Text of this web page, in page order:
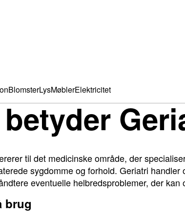
BlomsterLysMøblerElektricitet
til det medicinske område, der
sygdomme og forhold. Geriatri
eventuelle helbredsproblemer, der kan
brug